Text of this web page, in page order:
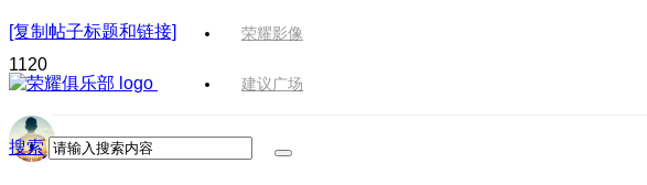
荣耀影像
建议广场
搜索
[复制帖子标题和链接]
1120